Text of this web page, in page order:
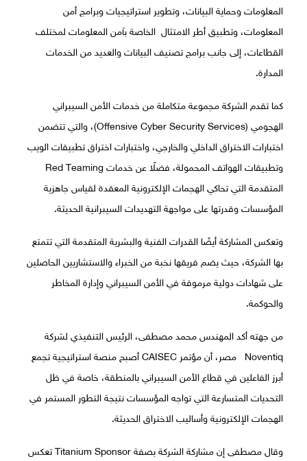
المعلومات وحماية البيانات، وتطوير استراتيجيات وبرامج أمن
المعلومات، وتطبيق أطر الامتثال الخاصة بآمن المعلومات لمختلف
القطاعات، إلى جانب برامج تصنيف البيانات والعديد من الخدمات
المدارة.
كما تقدم الشركة مجموعة متكاملة من خدمات الأمن السيبراني
الهجومي (Offensive Cyber Security Services)، والتي تتضمن
اختبارات الاختراق الداخلي والخارجي، واختبارات اختراق تطبيقات الويب
وتطبيقات الهواتف المحمولة، فضلًا عن خدمات Red Teaming
المتقدمة التي تحاكي الهجمات الإلكترونية المعقدة لقياس جاهزية
المؤسسات وقدرتها على مواجهة التهديدات السيبرانية الحديثة.
وتعكس المشاركة أيضًا القدرات الفنية والبشرية المتقدمة التي تتمتع
بها الشركة، حيث يضم فريقها نخبة من الخبراء والاستشاريين الحاصلين
على شهادات دولية مرموقة في الأمن السيبراني وإدارة المخاطر
والحوكمة.
من جهته أكد المهندس محمد مصطفى، الرئيس التنفيذي لشركة
Noventiq مصر، أن مؤتمر CAISEC أصبح منصة استراتيجية تجمع
أبرز الفاعلين في قطاع الأمن السيبراني بالمنطقة، خاصة في ظل
التحديات المتسارعة التي تواجه المؤسسات نتيجة التطور المستمر في
الهجمات الإلكترونية وأساليب الاختراق الحديثة.
وقال مصطفى إن مشاركة الشركة بصفة Titanium Sponsor تعكس